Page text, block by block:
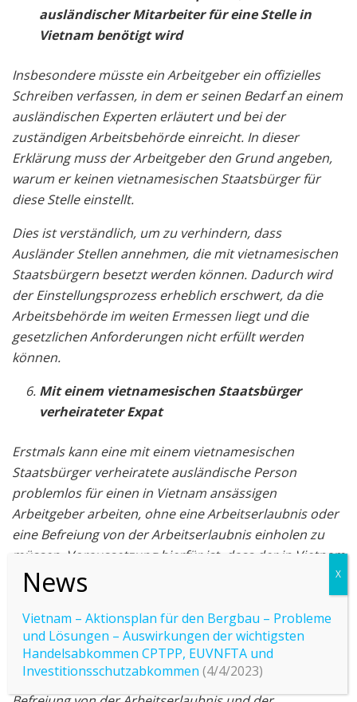
ausländischer Mitarbeiter für eine Stelle in
Vietnam benötigt wird
Insbesondere müsste ein Arbeitgeber ein offizielles
Schreiben verfassen, in dem er seinen Bedarf an einem
ausländischen Experten erläutert und bei der
zuständigen Arbeitsbehörde einreicht. In dieser
Erklärung muss der Arbeitgeber den Grund angeben,
warum er keinen vietnamesischen Staatsbürger für
diese Stelle einstellt.
Dies ist verständlich, um zu verhindern, dass
Ausländer Stellen annehmen, die mit vietnamesischen
Staatsbürgern besetzt werden können. Dadurch wird
der Einstellungsprozess erheblich erschwert, da die
Arbeitsbehörde im weiten Ermessen liegt und die
gesetzlichen Anforderungen nicht erfüllt werden
können.
Mit einem vietnamesischen Staatsbürger
verheirateter Expat
Erstmals kann eine mit einem vietnamesischen
Staatsbürger verheiratete ausländische Person
problemlos für einen in Vietnam ansässigen
Arbeitgeber arbeiten, ohne eine Arbeitserlaubnis oder
eine Befreiung von der Arbeitserlaubnis einholen zu
müssen. Voraussetzung hierfür ist, dass der in Vietnam
ansässige Arbeitgeber eine grundsätzliche
Genehmigung dafür erhält, dass der Expat für eine
bestimmte Position in dem Unternehmen benötigt
wird.
Abgesehen davon unterliegen die Arbeitsverträge
dieser durch Heirat befreiten Expats aufgrund der
Vietnam – Aktionsplan für den Bergbau – Probleme
und Lösungen – Auswirkungen der wichtigsten
Handelsabkommen CPTPP, EUVNFTA und
Investitionsschutzabkommen (4/4/2023)